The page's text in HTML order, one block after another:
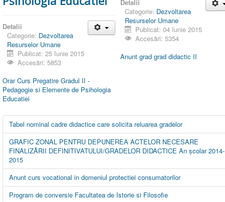
Detalii
Categorie: Dezvoltarea
Resurselor Umane
Publicat: 25 Iunie 2015
Accesări: 5853
Orar Curs Pregatire Gradul II -
Pedagogie si Elemente de Psihologia
Educatiei
Detalii
Categorie: Dezvoltarea
Resurselor Umane
Publicat: 04 Iunie 2015
Accesări: 5354
Anunt grad grad didactic II
Tabel nominal cadre didactice care solicita reluarea gradelor
GRAFIC ZONAL PENTRU DEPUNEREA ACTELOR NECESARE
FINALIZĂRII DEFINITIVATULUI/GRADELOR DIDACTICE An şcolar 2014-
2015
Anunt curs vocational in domeniul protectiei consumatorilor
Program de conversie Facultatea de Istorie si Filosofie